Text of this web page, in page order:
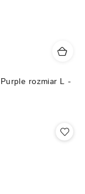
rozmiar L -